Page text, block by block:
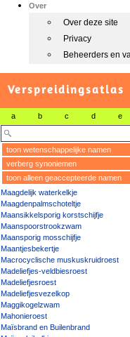
Over
Over deze site
Privacy
Beheerders en
Verspreidingsatlas
a b c d e
toon wetenschappelijke namen
verberg synoniemen
toon alleen geaccepteerde namen
Maagdelijk waterkelkje
Maagdenpalmschoteltje
Maansikkelsporig korstschijfje
Maanspoorstrookzwam
Maansporig mosschijfje
Maantjesbekertje
Macrocyclische muskuskruidroest
Madeliefjes-veldbiesroest
Madeliefjesroest
Madeliefjesvezelkop
Maggikogelzwam
Mahonieroest
Maïsbrand en Builenbrand